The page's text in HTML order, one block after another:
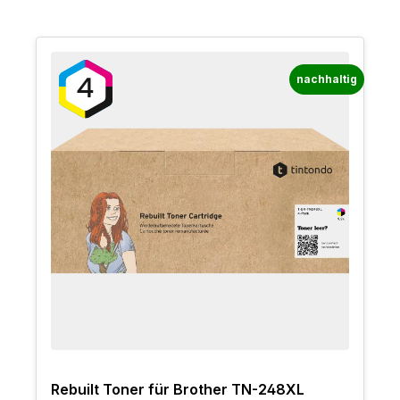
nachhaltig
Rebuilt Toner für Brother TN-248XL